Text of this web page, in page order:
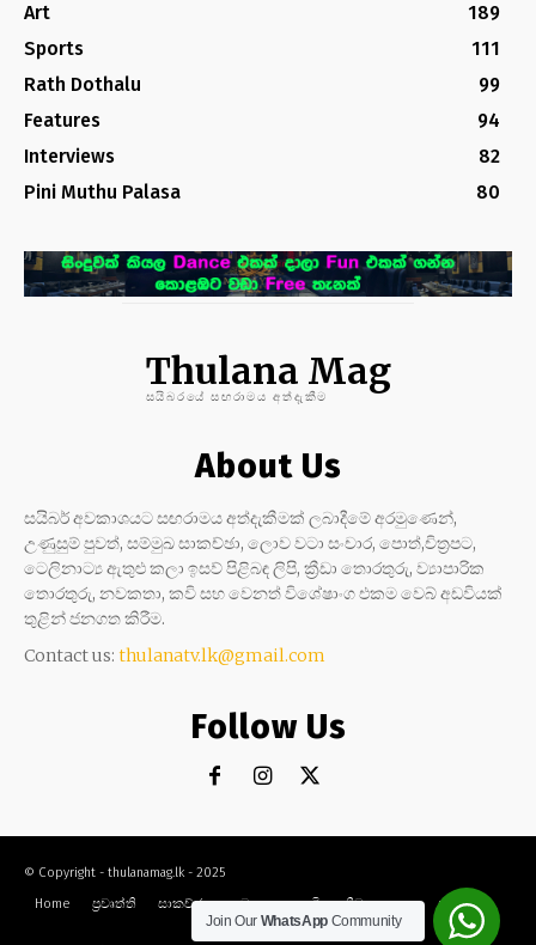
Art
189
Sports
111
Rath Dothalu
99
Features
94
Interviews
82
Pini Muthu Palasa
80
Thulana Mag
සයිබරයේ සඟරාමය අත්දැකීම
About Us
සයිබර් අවකාශයට සඟරාමය අත්දැකීමක් ලබාදීමේ අරමුණෙන්,
උණුසුම් පුවත්, සම්මුඛ සාකච්ඡා, ලොව වටා සංචාර, පොත්,චිත්‍රපට,
ටෙලිනාට්‍ය ඇතුළු කලා ඉසව් පිළිබඳ ලිපි, ක්‍රීඩා තොරතුරු, ව්‍යාපාරික
තොරතුරු, නවකතා, කවි සහ වෙනත් විශේෂාංග එකම වෙබ් අඩවියක්
තුළින් ජනගත කිරීම.
Contact us: thulanatv.lk@gmail.com
Follow Us
© Copyright - thulanamag.lk - 2025
Home
ප්‍රවෘත්ති සාකච්ඡා නවකතා කවි ක්‍රීඩා කලා සංචාර
Join Our WhatsAppCommunity